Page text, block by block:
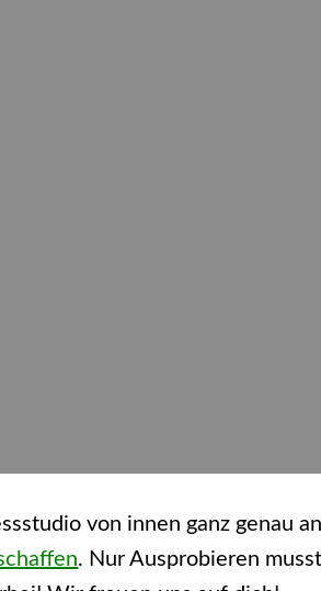
von innen ganz genau
. Nur Ausprobieren